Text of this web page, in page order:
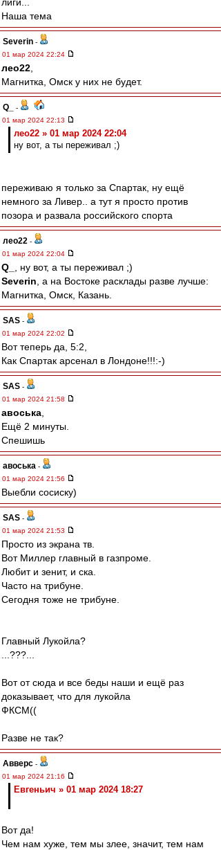
Наша тема
Severin -
01 мар 2024 22:24
лео22
Магнитка, Омск у них не будет.
Q_
-
01 мар 2024 22:13
лео22 » 01 мар 2024 22:04
ну вот, а ты переживал ;)
переживаю я только за Спартак, ну ещё
немного за Ливер.. а тут я просто против
позора и развала российского спорта
лео22 -
01 мар 2024 22:04
Q_
, ну вот, а ты переживал ;)
Severin , а на Востоке расклады разве лучше:
Магнитка, Омск, Казань.
SAS -
01 мар 2024 22:02
Вот теперь да, 5:2,
Как Спартак арсенал в Лондоне!!!:-)
SAS -
01 мар 2024 21:58
авоська
Ещё 2 минуты.
Спешишь
авоська -
01 мар 2024 21:56
Выебли сосиску)
SAS -
01 мар 2024 21:53
Просто из экрана тв.
Вот Миллер главный в газпроме.
Любит и зенит, и ска.
Часто на трибуне.
Сегодня тоже не трибуне.
Главный Лукойла?
...???...
Вот от сюда и все беды наши и ещё раз
доказывает, что для лукойла
ФКСМ((
Разве не так?
Авверс -
01 мар 2024 21:16
Евгеньич » 01 мар 2024 18:27
Вот да!
Чем нам хуже, тем мы злее, значит, тем нам